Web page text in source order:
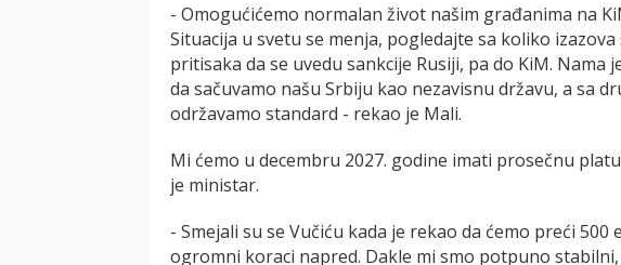
- Omogućićemo normalan život našim građanima na
Situacija u svetu se menja, pogledajte sa koliko
pritisaka da se uvedu sankcije Rusiji, pa do KiM.
da sačuvamo našu Srbiju kao nezavisnu državu, a sa
održavamo standard - rekao je Mali.
Mi ćemo u decembru 2027. godine imati prosečnu
je ministar.
- Smejali su se Vučiću kada je rekao da ćemo preći
ogromni koraci napred. Dakle mi smo potpuno